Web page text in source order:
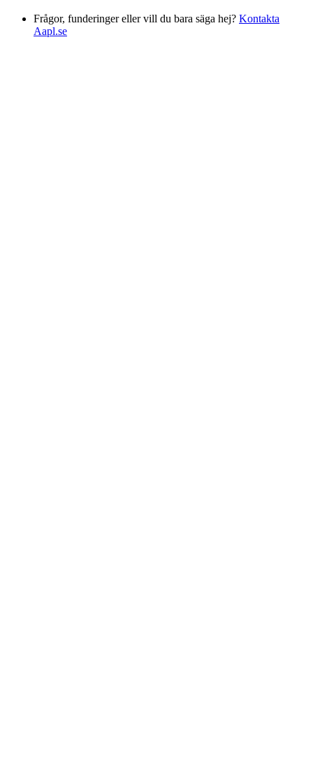
Frågor, funderinger eller vill du bara säga hej? Kontakta
Aapl.se